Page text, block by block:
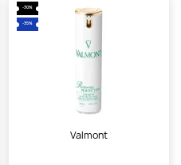
-30%
-35%
Valmont